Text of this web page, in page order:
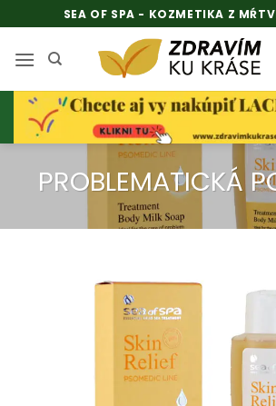
to
content
SEA OF SPA - KOZMETIKA Z
PROBLEMATICKÁ